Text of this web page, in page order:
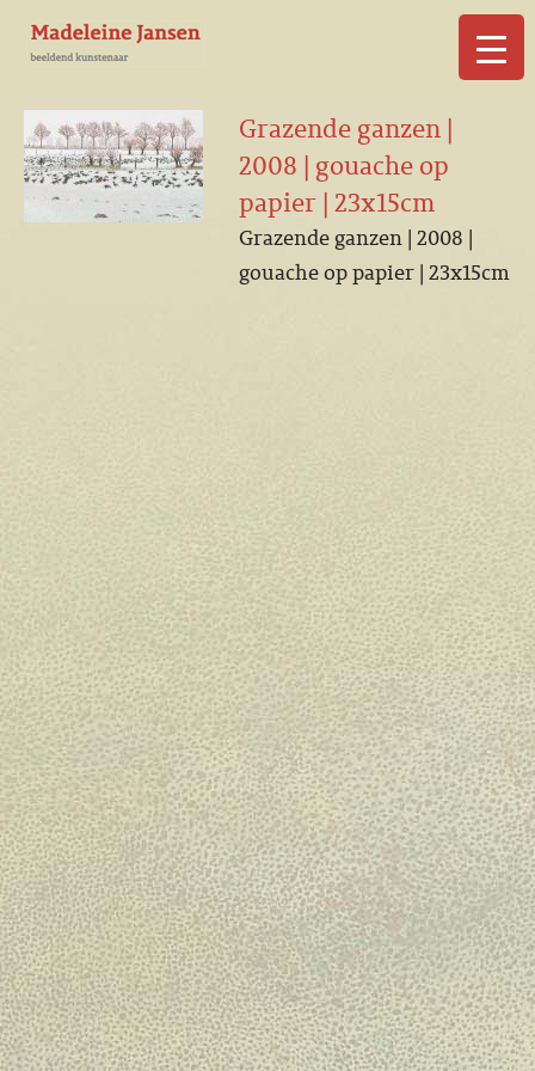
Grazende ganzen |
2008 | gouache op
papier | 23x15cm
Grazende ganzen | 2008 |
gouache op papier | 23x15cm